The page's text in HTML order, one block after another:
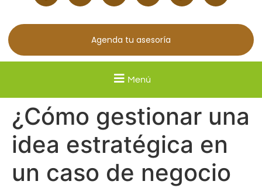
Agenda tu asesoría
Menú
¿Cómo gestionar una
idea estratégica en
un caso de negocio